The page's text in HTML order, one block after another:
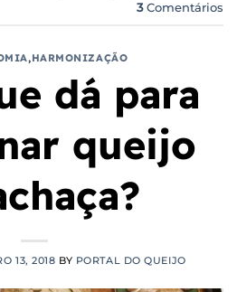
3Comentários
,HARMONIZAÇÃO
dá para
queijo
13, 2018 BY PORTAL DO QUEIJO